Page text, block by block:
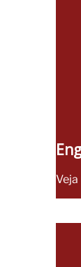
Veja